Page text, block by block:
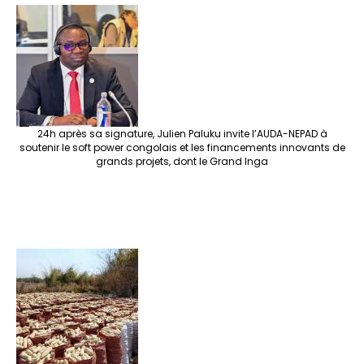
24h après sa signature, Julien Paluku invite l’AUDA-NEPAD à
soutenir le soft power congolais et les financements innovants de
grands projets, dont le Grand Inga